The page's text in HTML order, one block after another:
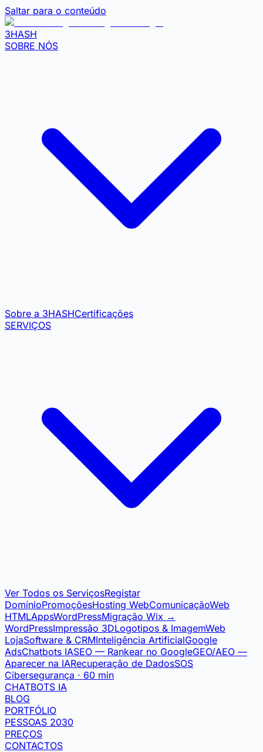
Saltar para o conteúdo
3HASH
SOBRE NÓS
Sobre a 3HASHCertificações
SERVIÇOS
Ver Todos os ServiçosRegistar
DomínioPromoçõesHosting WebComunicaçãoWeb
HTMLAppsWordPressMigração Wix →
WordPressImpressão 3DLogotipos & ImagemWeb
LojaSoftware & CRMInteligência ArtificialGoogle
AdsChatbots IASEO — Rankear no GoogleGEO/AEO —
Aparecer na IARecuperação de DadosSOS
Cibersegurança · 60 min
CHATBOTS IA
BLOG
PORTFÓLIO
PESSOAS 2030
PREÇOS
CONTACTOS